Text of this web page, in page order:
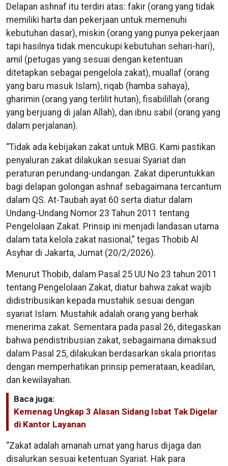
Delapan ashnaf itu terdiri atas: fakir (orang yang tidak
memiliki harta dan pekerjaan untuk memenuhi
kebutuhan dasar), miskin (orang yang punya pekerjaan
tapi hasilnya tidak mencukupi kebutuhan sehari-hari),
amil (petugas yang sesuai dengan ketentuan
ditetapkan sebagai pengelola zakat), muallaf (orang
yang baru masuk Islam), riqab (hamba sahaya),
gharimin (orang yang terlilit hutan), fisabilillah (orang
yang berjuang di jalan Allah), dan ibnu sabil (orang yang
dalam perjalanan).
“Tidak ada kebijakan zakat untuk MBG. Kami pastikan
penyaluran zakat dilakukan sesuai Syariat dan
peraturan perundang-undangan. Zakat diperuntukkan
bagi delapan golongan ashnaf sebagaimana tercantum
dalam QS. At-Taubah ayat 60 serta diatur dalam
Undang-Undang Nomor 23 Tahun 2011 tentang
Pengelolaan Zakat. Prinsip ini menjadi landasan utama
dalam tata kelola zakat nasional,” tegas Thobib Al
Asyhar di Jakarta, Jumat (20/2/2026).
Menurut Thobib, dalam Pasal 25 UU No 23 tahun 2011
tentang Pengelolaan Zakat, diatur bahwa zakat wajib
didistribusikan kepada mustahik sesuai dengan
syariat Islam. Mustahik adalah orang yang berhak
menerima zakat. Sementara pada pasal 26, ditegaskan
bahwa pendistribusian zakat, sebagaimana dimaksud
dalam Pasal 25, dilakukan berdasarkan skala prioritas
dengan memperhatikan prinsip pemerataan, keadilan,
dan kewilayahan.
Baca juga:
Kemenag Ungkap 3 Alasan Sidang Isbat Tak Digelar
di Kantor Layanan
“Zakat adalah amanah umat yang harus dijaga dan
disalurkan sesuai ketentuan Syariat. Hak para